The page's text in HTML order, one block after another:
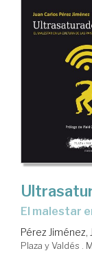
cultural
de
social.
de
la
el malestar
Pérez Jiménez,
Plaza y Valdés .